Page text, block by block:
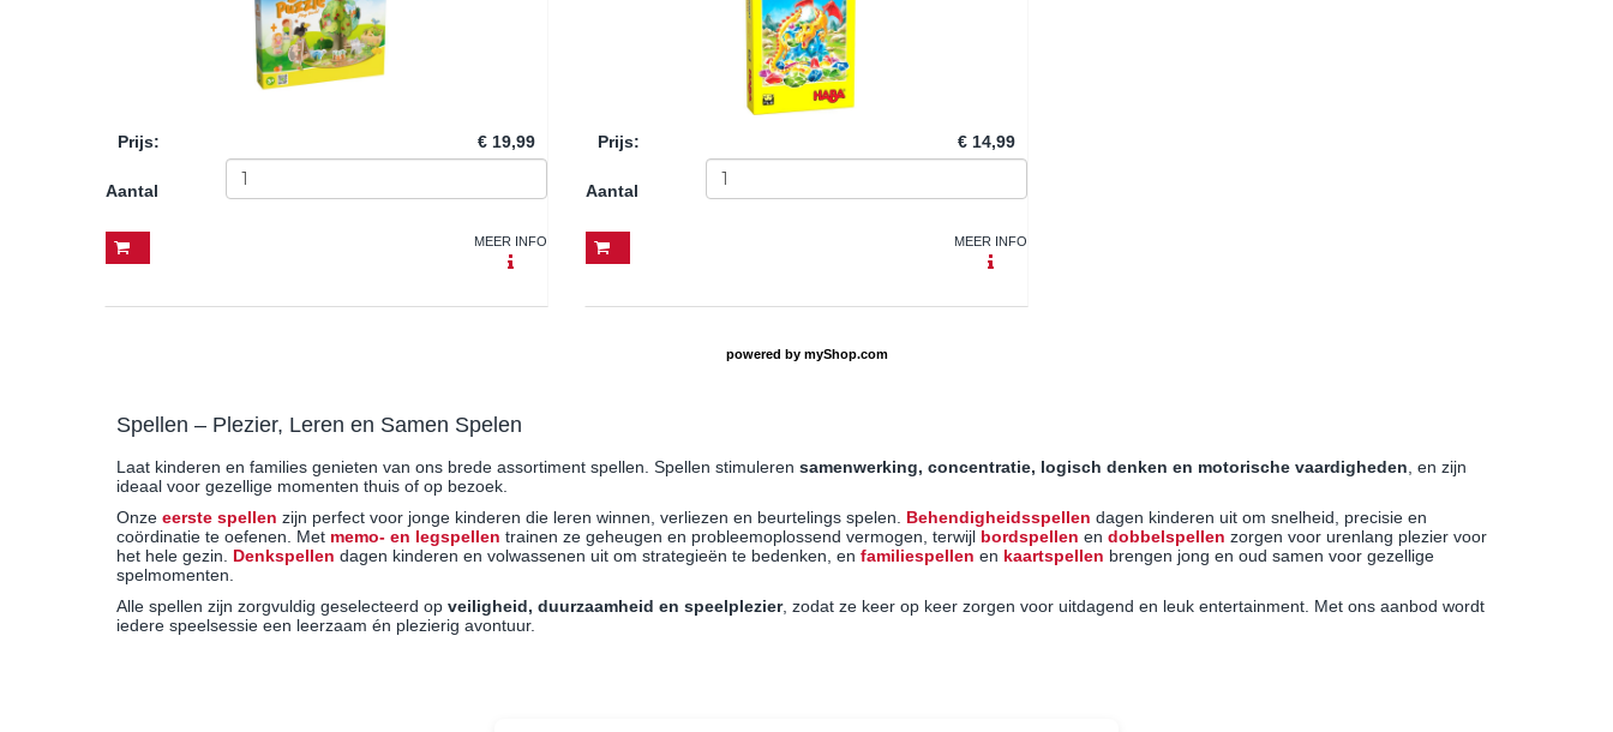
Prijs: € 19,99
Aantal
MEER INFO
Prijs: € 14,99
Aantal
MEER INFO
powered by myShop.com
Spellen – Plezier, Leren en Samen Spelen
Laat kinderen en families genieten van ons brede assortiment spellen. Spellen stimuleren samenwerking, concentratie, logisch denken en motorische vaardigheden, en zijn
ideaal voor gezellige momenten thuis of op bezoek.
Onze eerste spellen zijn perfect voor jonge kinderen die leren winnen, verliezen en beurtelings spelen. Behendigheidsspellen dagen kinderen uit om snelheid, precisie en
coördinatie te oefenen. Met memo- en legspellen trainen ze geheugen en probleemoplossend vermogen, terwijl bordspellen en dobbelspellen zorgen voor urenlang plezier voor
het hele gezin. Denkspellen dagen kinderen en volwassenen uit om strategieën te bedenken, en familiespellen en kaartspellen brengen jong en oud samen voor gezellige
spelmomenten.
Alle spellen zijn zorgvuldig geselecteerd op veiligheid, duurzaamheid en speelplezier, zodat ze keer op keer zorgen voor uitdagend en leuk entertainment. Met ons aanbod wordt
iedere speelsessie een leerzaam én plezierig avontuur.